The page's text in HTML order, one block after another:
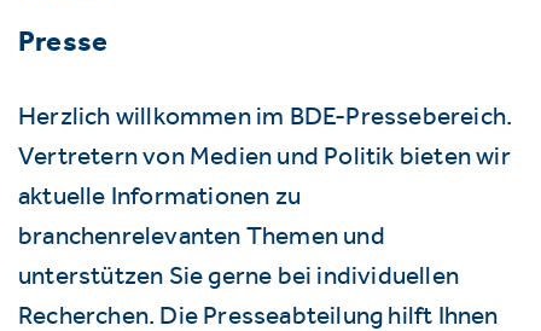
Presse
Herzlich willkommen im BDE-Pressebereich.
Vertretern von Medien und Politik bieten wir
aktuelle Informationen zu
branchenrelevanten Themen und
unterstützen Sie gerne bei individuellen
Recherchen. Die Presseabteilung hilft Ihnen